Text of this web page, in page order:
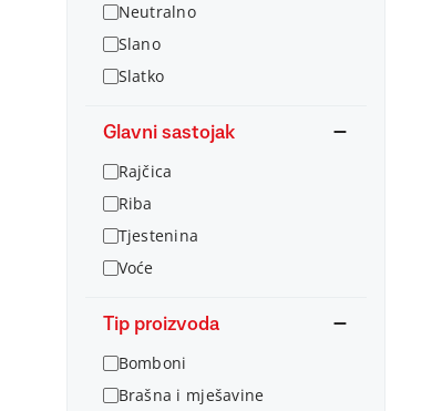
Neutralno
Slano
Slatko
Glavni sastojak
Rajčica
Riba
Tjestenina
Voće
Tip proizvoda
Bomboni
Brašna i mješavine